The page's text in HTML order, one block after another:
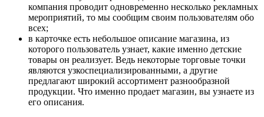
компания проводит одновременно несколько рекламных
мероприятий, то мы сообщим своим пользователям обо
всех;
в карточке есть небольшое описание магазина, из
которого пользователь узнает, какие именно детские
товары он реализует. Ведь некоторые торговые точки
являются узкоспециализированными, а другие
предлагают широкий ассортимент разнообразной
продукции. Что именно продает магазин, вы узнаете из
его описания.